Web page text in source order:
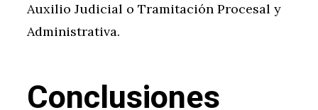
Auxilio Judicial o Tramitación Procesal y
Administrativa.
Conclusiones